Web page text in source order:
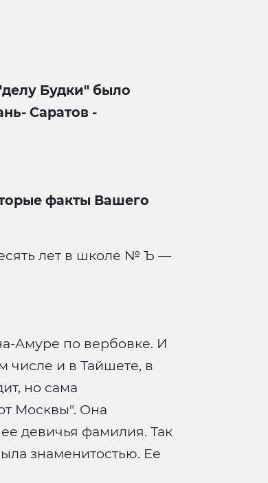
Будки" было
Саратов -
факты Вашего
лет в школе № Ъ —
Амуре по вербовке. И
числе и в Тайшете, в
но сама
Москвы". Она
девичья фамилия. Так
знаменитостью. Ее